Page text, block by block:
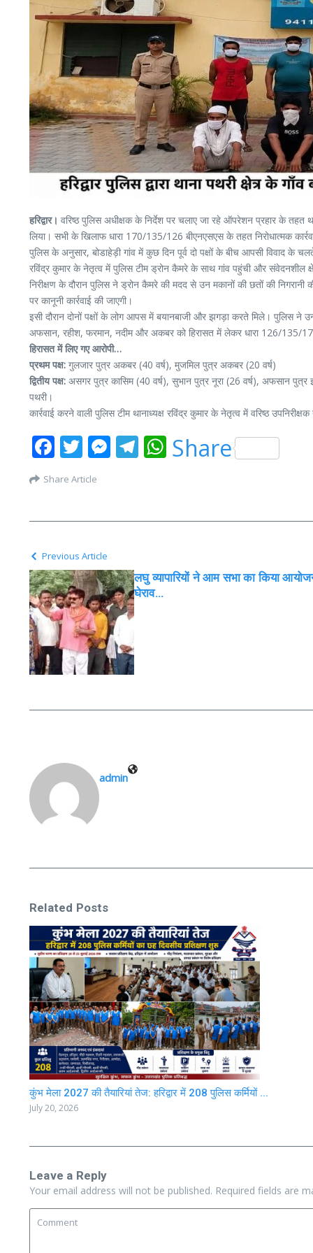
हरिद्वार। वरिष्ठ पुलिस अधीक्षक के निर्देश पर चलाए जा रहे ऑपरेशन प्रहार के तहत
लिया। सभी के खिलाफ धारा 170/135/126 बीएनएसएस के तहत निरोधात्मक
पुलिस के अनुसार, बोडाहेड़ी गांव में कुछ दिन पूर्व दो पक्षों के बीच आपसी विवाद के
रविंद्र कुमार के नेतृत्व में पुलिस टीम ड्रोन कैमरे के साथ गांव पहुंची और संवेदनशील
निरीक्षण के दौरान पुलिस ने ड्रोन कैमरे की मदद से उन मकानों की छतों की
पर कानूनी कार्रवाई की जाएगी।
इसी दौरान दोनों पक्षों के लोग आपस में बयानबाजी और झगड़ा करते मिले। पुलिस
अफसान, रहीश, फरमान, नदीम और अकबर को हिरासत में लेकर धारा 126/135/
हिरासत में लिए गए आरोपी…
प्रथम पक्ष: गुलजार पुत्र अकबर (40 वर्ष), मुजमिल पुत्र अकबर (20 वर्ष)
द्वितीय पक्ष: असगर पुत्र कासिम (40 वर्ष), सुभान पुत्र नूरा (26 वर्ष), अफसान पुत्र
पथरी।
कार्रवाई करने वाली पुलिस टीम थानाध्यक्ष रविंद्र कुमार के नेतृत्व में वरिष्ठ
Facebook
Twitter
Messenger
Telegram
WhatsApp
Share
Share Article
Previous Article
लघु व्यापारियों ने आम सभा का किया
घेराव…
admin
Related Posts
कुंभ मेला 2027 की तैयारियां तेज: हरिद्वार में 208 पुलिस कर्मियों ...
July 20, 2026
Leave a Reply
Your email address will not be published. Required fields are